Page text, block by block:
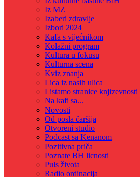
Iz MZ
Izaberi zdravlje
Izbori 2024
Kafa s vijećnikom
Kolažni program
Kultura u fokusu
Kulturna scena
Kviz znanja
Lica iz nasih ulica
Listamo stranice knjizevnosti
Na kafi sa...
Novosti
Od posla čaršija
Otvoreni studio
Podcast sa Kenanom
Pozitivna priča
Poznate BH licnosti
Puls života
Radio ordinacija